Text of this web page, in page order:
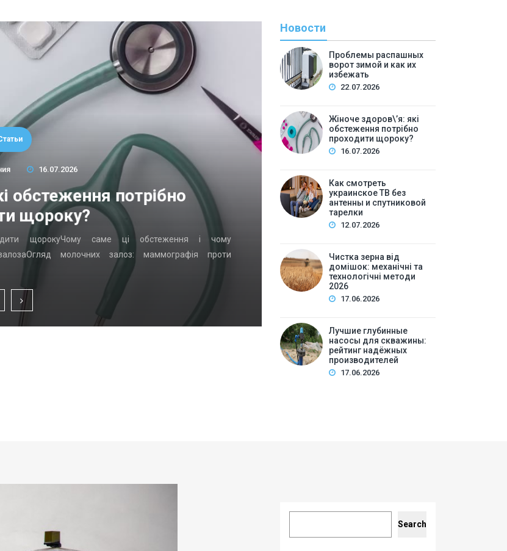
16.07.2026
обстеження потрібно
щороку?
щорокуЧому саме ці обстеження і чому
молочних залоз: маммографія проти
Как смотреть
украинское: основные способыПриложение
компьютере или ноутбукеМобиль…
Новости
Проблемы распашных
ворот зимой и как их
избежать
22.07.2026
Жіноче здоров\’я: які
обстеження потрібно
проходити щороку?
16.07.2026
Как смотреть
украинское ТВ без
антенны и спутниковой
тарелки
12.07.2026
Чистка зерна від
домішок: механічні та
технологічні методи
2026
17.06.2026
Лучшие глубинные
насосы для скважины:
рейтинг надёжных
производителей
17.06.2026
Search